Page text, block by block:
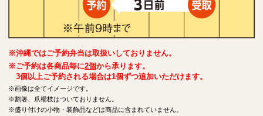
※沖縄ではご予約弁当は取扱いしておりません。
※ご予約は各商品毎に2個から承ります。
3個以上ご予約される場合は1個ずつ追加いただけます。
※画像は全てイメージです。
※割箸、爪楊枝はついておりません。
※盛り付けの小物・装飾品などは商品に含まれていません。